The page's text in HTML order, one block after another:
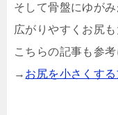
そして骨盤にゆが
広がりやすくお尻
こちらの記事も参考
→ お尻を小さくす